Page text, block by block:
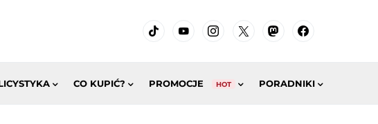
CO KUPIĆ? PROMOCJE HOT PORADNIKI